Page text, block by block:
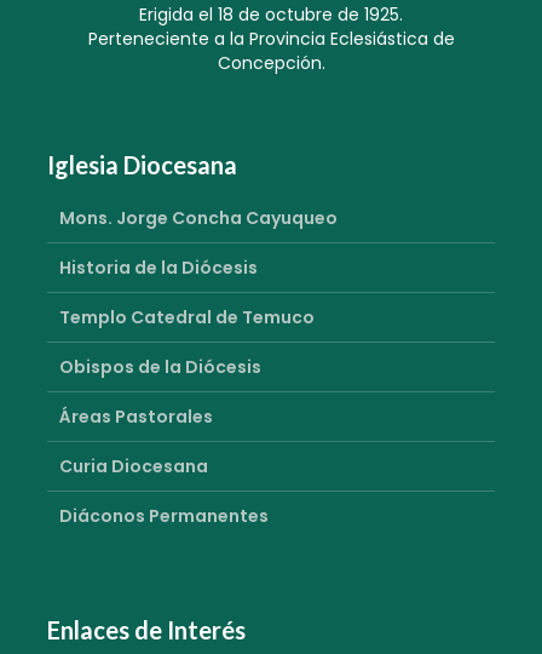
Erigida el 18 de octubre de 1925.
Perteneciente a la Provincia Eclesiástica de
Concepción.
Iglesia Diocesana
Mons. Jorge Concha Cayuqueo
Historia de la Diócesis
Templo Catedral de Temuco
Obispos de la Diócesis
Áreas Pastorales
Curia Diocesana
Diáconos Permanentes
Enlaces de Interés